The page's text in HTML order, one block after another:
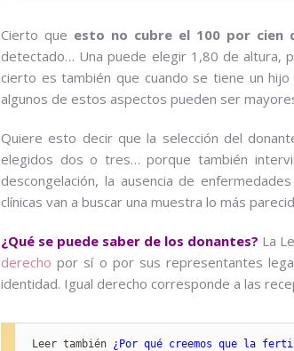
Cierto que esto no cubre el 100 por cien
detectado… Una puede elegir 1,80 de altura,
cierto es también que cuando se tiene un
algunos de estos aspectos pueden ser
Quiere esto decir que la selección del
elegidos dos o tres… porque también
descongelación, la ausencia de
clínicas van a buscar una muestra lo más
¿Qué se puede saber de los donantes? La
derecho por sí o por sus representantes
identidad. Igual derecho corresponde a las
Leer también ¿Por qué creemos que la